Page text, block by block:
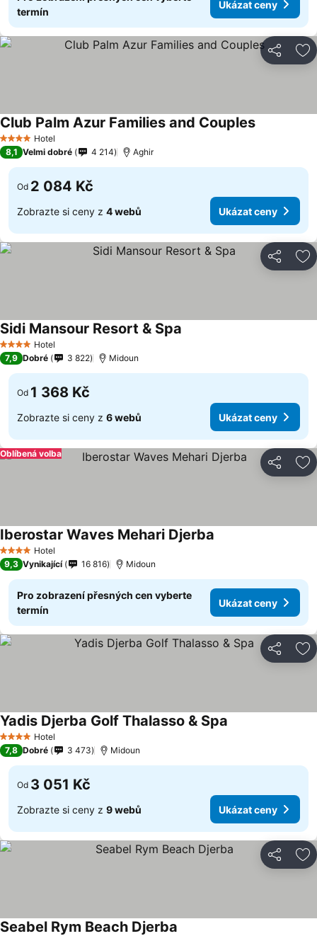
termín
Ukázat ceny
Sdílet
4 Počet hvězdiček
Hotel
Club Palm Azur Families and Couples
8,1 Velmi dobré 4 214 Aghir
Od 2 084 Kč
Zobrazte si ceny z 4 webů Ukázat ceny
Sdílet
4 Počet hvězdiček
Hotel
Sidi Mansour Resort & Spa
7,9 Dobré 3 822 Midoun
Od 1 368 Kč
Zobrazte si ceny z 6 webů Ukázat ceny
Sdílet
Oblíbená volba
4 Počet hvězdiček
Hotel
Iberostar Waves Mehari Djerba
9,3 Vynikající 16 816 Midoun
Pro zobrazení přesných cen vyberte
termín
Ukázat ceny
Sdílet
4 Počet hvězdiček
Hotel
Yadis Djerba Golf Thalasso & Spa
7,8 Dobré 3 473 Midoun
Od 3 051 Kč
Zobrazte si ceny z 9 webů Ukázat ceny
Sdílet
Seabel Rym Beach Djerba